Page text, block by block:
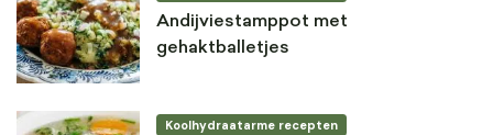
Andijviestamppot met
gehaktballetjes
Koolhydraatarme recepten